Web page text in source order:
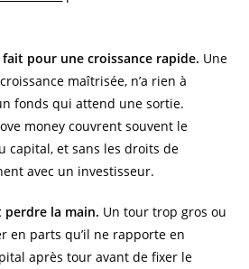
pour une croissance rapide. Une
maîtrisée, n’a rien à
fonds qui attend une sortie.
money couvrent souvent le
capital, et sans les droits de
avec un investisseur.
la main. Un tour trop gros ou
en parts qu’il ne rapporte en
après tour avant de fixer le